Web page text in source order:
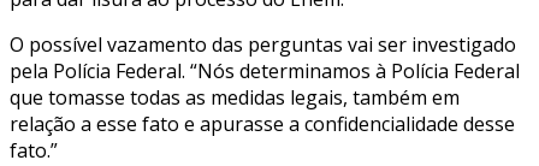
O possível vazamento das perguntas vai ser investigado
pela Polícia Federal. “Nós determinamos à Polícia Federal
que tomasse todas as medidas legais, também em
relação a esse fato e apurasse a confidencialidade desse
fato.”